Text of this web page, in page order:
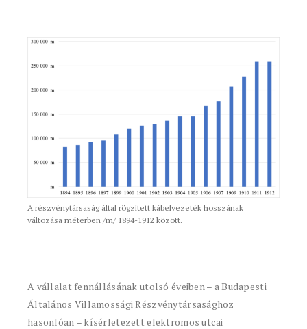
A részvénytársaság által rögzített kábelvezeték hosszának
változása méterben /m/ 1894-1912 között.
A vállalat fennállásának utolsó éveiben – a Budapesti
Általános Villamossági Részvénytársasághoz
hasonlóan – kísérletezett elektromos utcai